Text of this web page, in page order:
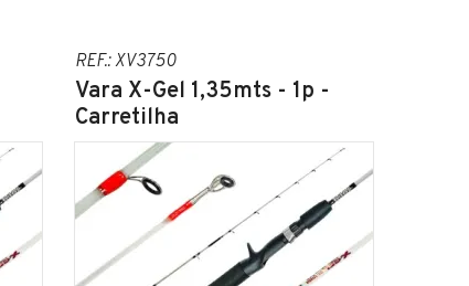
REF.: XV3750
Vara X-Gel 1,35mts - 1p -
Carretilha